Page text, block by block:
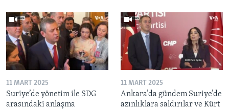
11 MART 2025
Suriye’de yönetim ile SDG
arasındaki anlaşma
11 MART 2025
Ankara’da gündem Suriye’de
azınlıklara saldırılar ve Kürt